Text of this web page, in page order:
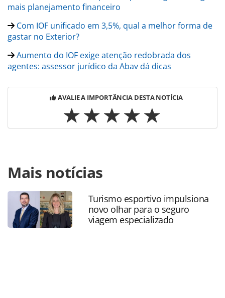
mais planejamento financeiro
Com IOF unificado em 3,5%, qual a melhor forma de
gastar no Exterior?
Aumento do IOF exige atenção redobrada dos
agentes: assessor jurídico da Abav dá dicas
AVALIE A IMPORTÂNCIA DESTA NOTÍCIA
https://www.panrotas.com.br/mercado/economia-e-
politica/2025/05/parlamentares-se-mobilizam-para-barrar-
aumento-do-iof-no-congresso_217856.html ou as
ferramentas oferecidas na página. Todo o conteúdo
produzido pela PANROTAS Editora é protegido pela
legislação brasileira sobre direito autoral. Não reproduza o
Mais notícias
Turismo esportivo impulsiona
novo olhar para o seguro
viagem especializado